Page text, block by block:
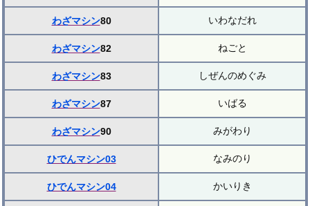
わざマシン80 いわなだれ
わざマシン82 ねごと
わざマシン83 しぜんのめぐみ
わざマシン87 いばる
わざマシン90 みがわり
ひでんマシン03 なみのり
ひでんマシン04 かいりき